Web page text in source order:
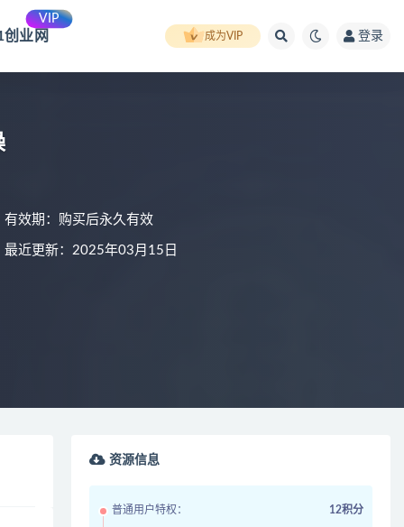
创业网
VIP
成为VIP 登录
有效期：购买后永久有效
最近更新：2025年03月15日
资源信息
普通用户特权： 12积分